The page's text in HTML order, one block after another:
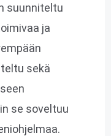
suunniteltu
ja
sekä
se soveltuu